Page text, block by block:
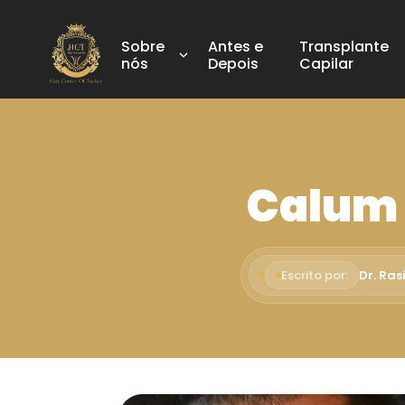
Sobre
nós
Antes e
Depois
Transplante
Capilar
Escrito por: Dr.